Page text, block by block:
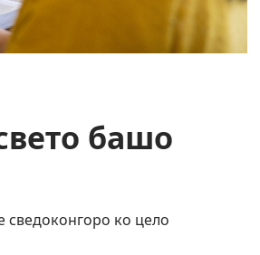
башо
ко цело